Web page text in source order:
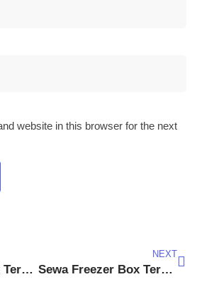
website in this browser for the next
Sewa Freezer Box Terdekat Sukaraja
NEXT
Sewa Freezer Box Terdekat Parung